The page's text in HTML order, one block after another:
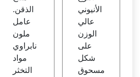
الذقن.
عامل
ملون
نابراوي
مواد
التخثر
الأنيوني
عالي
الوزن
على
شكل
مسحوق